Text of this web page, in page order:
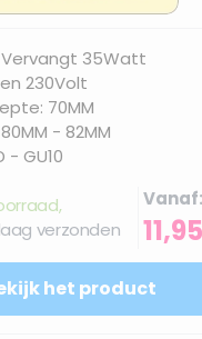
35Watt
230Volt
70MM
- 82MM
- GU10
verzonden
Vanaf
11,95
het product